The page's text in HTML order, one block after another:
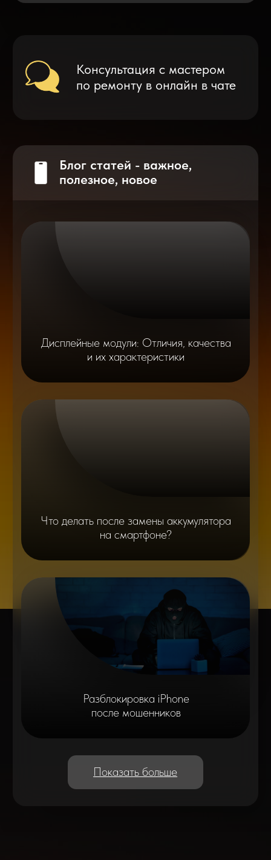
Разблокировка iPhone
Что делать после замены аккумулятора
на смартфоне?